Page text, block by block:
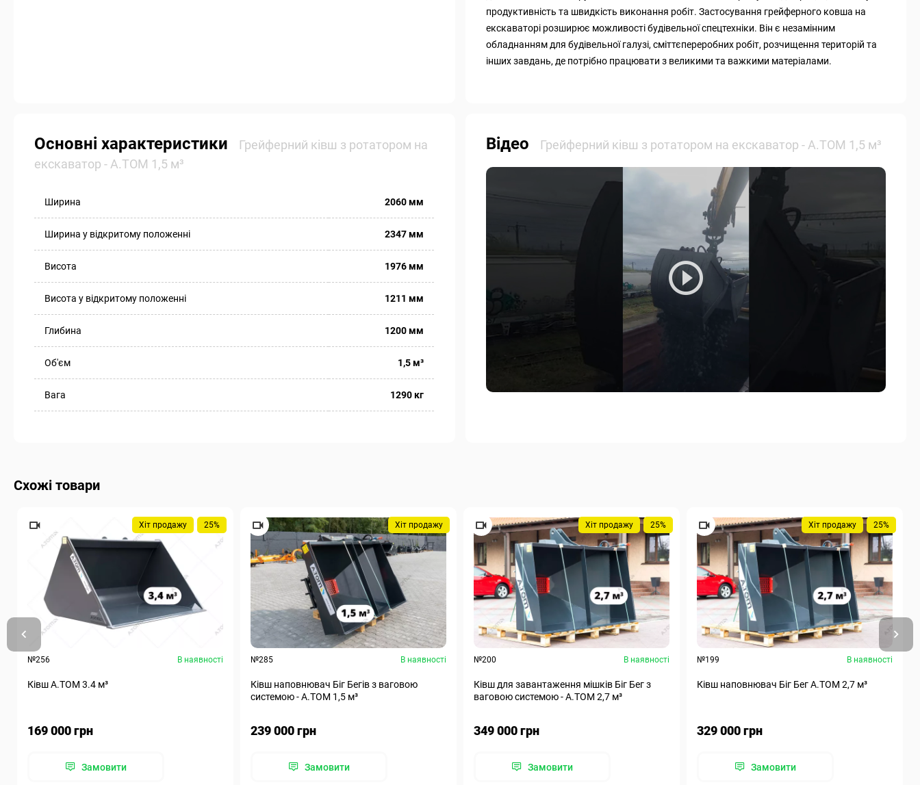
продуктивність та швидкість виконання робіт. Застосування грейферного ковша на
екскаваторі розширює можливості будівельної спецтехніки. Він є незамінним
обладнанням для будівельної галузі, сміттєпереробних робіт, розчищення територій та
інших завдань, де потрібно працювати з великими та важкими матеріалами.
Основні характеристики
Грейферний ківш з ротатором на
екскаватор - А.ТОМ 1,5 м³
Ширина 2060 мм
Ширина у відкритому положенні 2347 мм
Висота 1976 мм
Висота у відкритому положенні 1211 мм
Глибина 1200 мм
Об'єм 1,5м³
Вага 1290 кг
Відео Грейферний ківш з ротатором на екскаватор - А.ТОМ 1,5 м³
Схожі товари
Хіт продажу 25%
№256 В наявності
Ківш A.TOM 3.4 м³
169 000 грн
Замовити
Хіт продажу
№285 В наявності
Ківш наповнювач Біг Бегів з ваговою
системою - А.ТОМ 1,5 м³
239 000 грн
Замовити
Хіт продажу 25%
№200 В наявності
Ківш для завантаження мішків Біг Бег з
ваговою системою - А.ТОМ 2,7 м³
349 000 грн
Замовити
Хіт продажу 25%
№199 В наявності
Ківш наповнювач Біг Бег А.ТОМ 2,7 м³
329 000 грн
Замовити